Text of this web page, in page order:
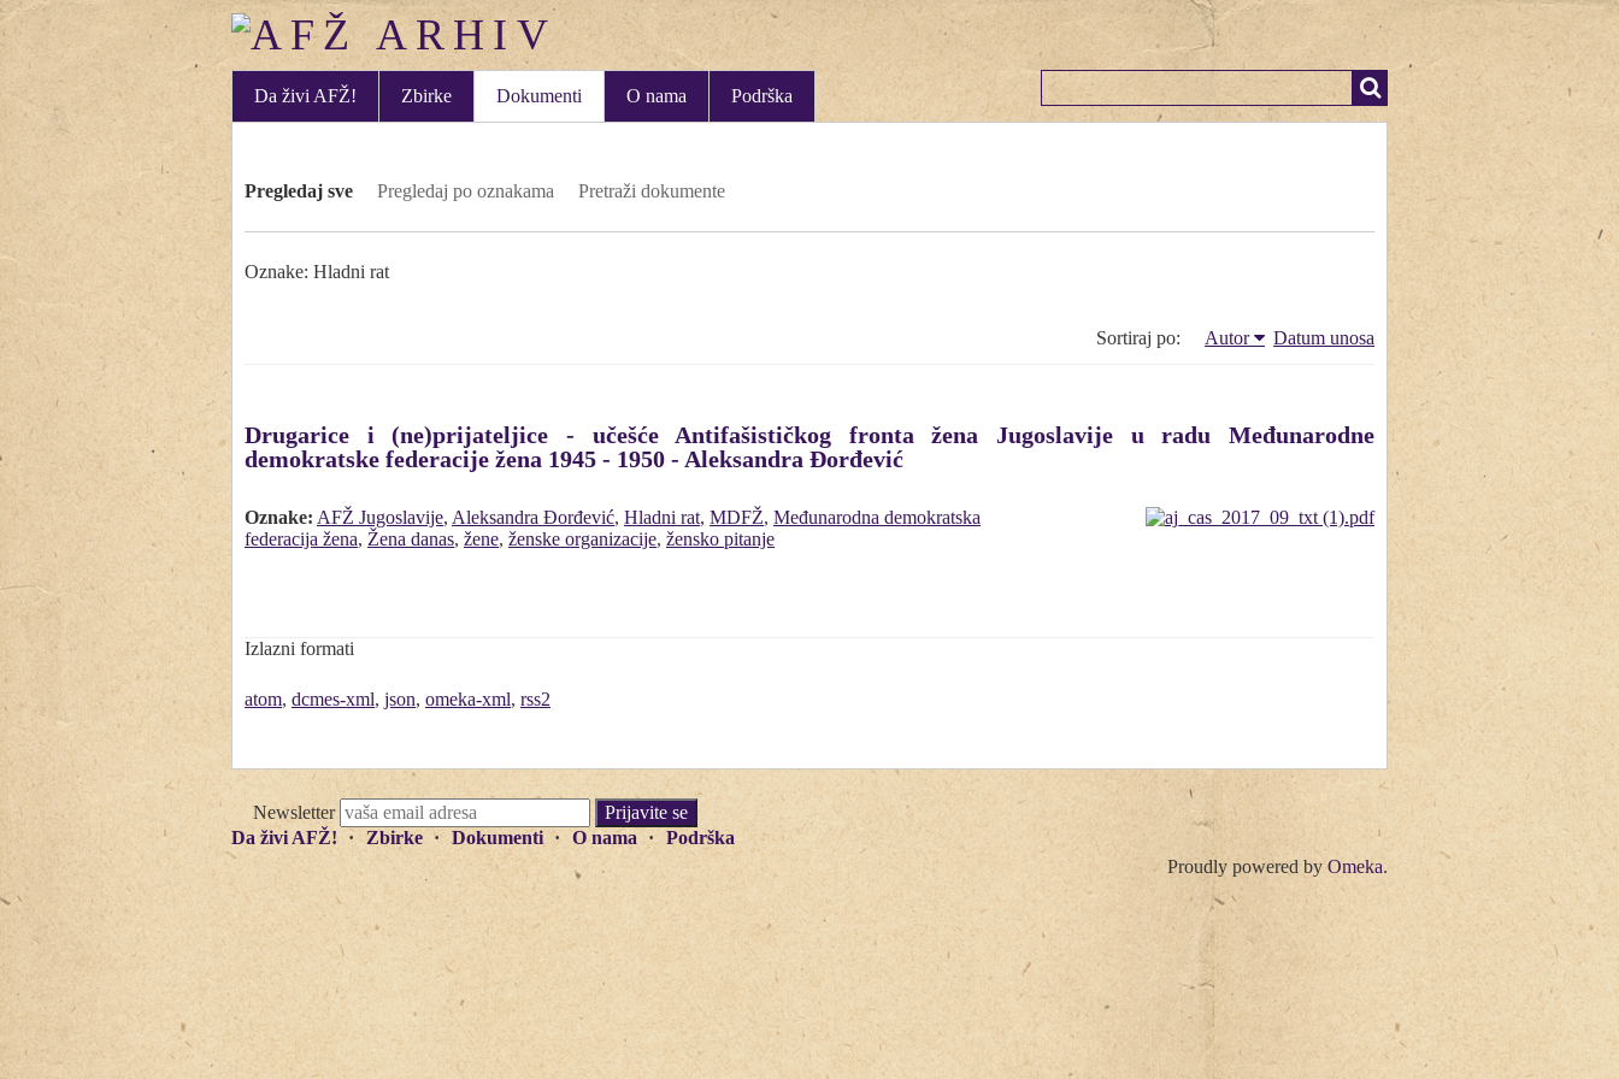
Da živi AFŽ! Zbirke Dokumenti O nama Podrška
Pregledaj sve Pregledaj po oznakama Pretraži dokumente
Oznake: Hladni rat
Sortiraj po: Autor Datum unosa
Drugarice i (ne)prijateljice - učešće Antifašističkog fronta žena Jugoslavije u radu Međunarodne
demokratske federacije žena 1945 - 1950 - Aleksandra Đorđević
Oznake: AFŽ Jugoslavije, Aleksandra Đorđević, Hladni rat, MDFŽ, Međunarodna demokratska
federacija žena, Žena danas, žene, ženske organizacije, žensko pitanje
Izlazni formati
atom, dcmes-xml, json, omeka-xml, rss2
Newsletter
Da živi AFŽ!
Zbirke Dokumenti O nama
Podrška
Proudly powered byOmeka.